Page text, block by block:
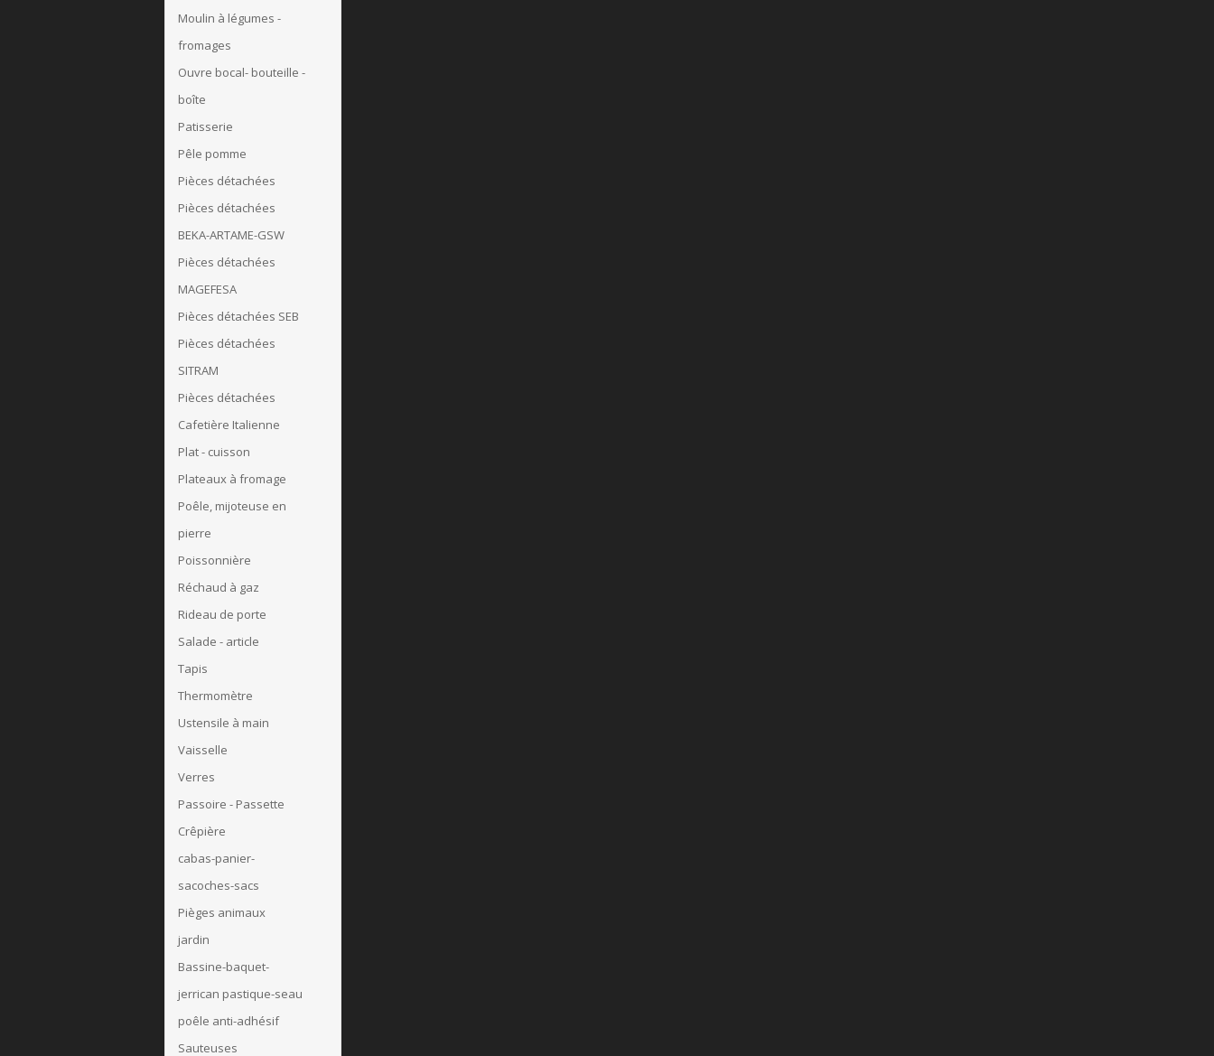
Moulin à légumes -
fromages
Ouvre bocal- bouteille -
boîte
Patisserie
Pêle pomme
Pièces détachées
Pièces détachées
BEKA-ARTAME-GSW
Pièces détachées
MAGEFESA
Pièces détachées SEB
Pièces détachées
SITRAM
Pièces détachées
Cafetière Italienne
Plat - cuisson
Plateaux à fromage
Poêle, mijoteuse en
pierre
Poissonnière
Réchaud à gaz
Rideau de porte
Salade - article
Tapis
Thermomètre
Ustensile à main
Vaisselle
Verres
Passoire - Passette
Crêpière
cabas-panier-
sacoches-sacs
Pièges animaux
jardin
Bassine-baquet-
jerrican pastique-seau
poêle anti-adhésif
Sauteuses